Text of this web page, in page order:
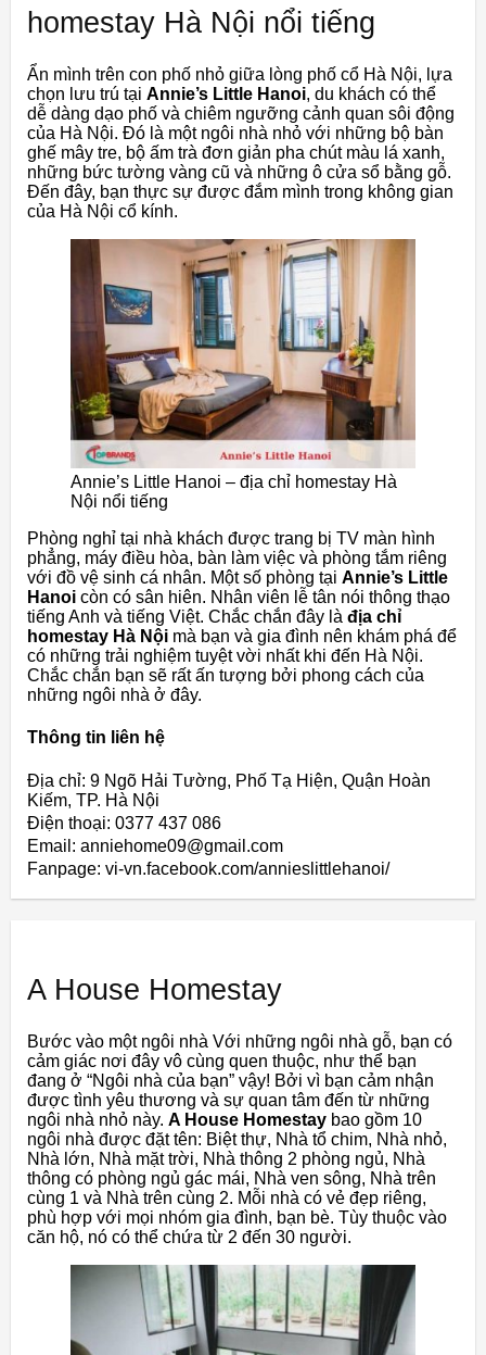
homestay Hà Nội nổi tiếng
Ẩn mình trên con phố nhỏ giữa lòng phố cổ Hà Nội, lựa
chọn lưu trú tại Annie’s Little Hanoi, du khách có thể
dễ dàng dạo phố và chiêm ngưỡng cảnh quan sôi động
của Hà Nội. Đó là một ngôi nhà nhỏ với những bộ bàn
ghế mây tre, bộ ấm trà đơn giản pha chút màu lá xanh,
những bức tường vàng cũ và những ô cửa sổ bằng gỗ.
Đến đây, bạn thực sự được đắm mình trong không gian
của Hà Nội cổ kính.
Annie’s Little Hanoi – địa chỉ homestay Hà
Nội nổi tiếng
Phòng nghỉ tại nhà khách được trang bị TV màn hình
phẳng, máy điều hòa, bàn làm việc và phòng tắm riêng
với đồ vệ sinh cá nhân. Một số phòng tại Annie’s Little
Hanoi còn có sân hiên. Nhân viên lễ tân nói thông thạo
tiếng Anh và tiếng Việt. Chắc chắn đây là địa chỉ
homestay Hà Nội mà bạn và gia đình nên khám phá để
có những trải nghiệm tuyệt vời nhất khi đến Hà Nội.
Chắc chắn bạn sẽ rất ấn tượng bởi phong cách của
những ngôi nhà ở đây.
Thông tin liên hệ
Địa chỉ: 9 Ngõ Hải Tường, Phố Tạ Hiện, Quận Hoàn
Kiếm, TP. Hà Nội
Điện thoại: 0377 437 086
Email: anniehome09@gmail.com
Fanpage: vi-vn.facebook.com/annieslittlehanoi/
A House Homestay
Bước vào một ngôi nhà Với những ngôi nhà gỗ, bạn có
cảm giác nơi đây vô cùng quen thuộc, như thể bạn
đang ở “Ngôi nhà của bạn” vậy! Bởi vì bạn cảm nhận
được tình yêu thương và sự quan tâm đến từ những
ngôi nhà nhỏ này. A House Homestay bao gồm 10
ngôi nhà được đặt tên: Biệt thự, Nhà tổ chim, Nhà nhỏ,
Nhà lớn, Nhà mặt trời, Nhà thông 2 phòng ngủ, Nhà
thông có phòng ngủ gác mái, Nhà ven sông, Nhà trên
cùng 1 và Nhà trên cùng 2. Mỗi nhà có vẻ đẹp riêng,
phù hợp với mọi nhóm gia đình, bạn bè. Tùy thuộc vào
căn hộ, nó có thể chứa từ 2 đến 30 người.